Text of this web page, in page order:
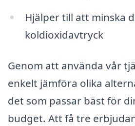
Hjälper till att minska
koldioxidavtryck
Genom att använda vår
enkelt jämföra olika
det som passar bäst för
budget. Att få tre